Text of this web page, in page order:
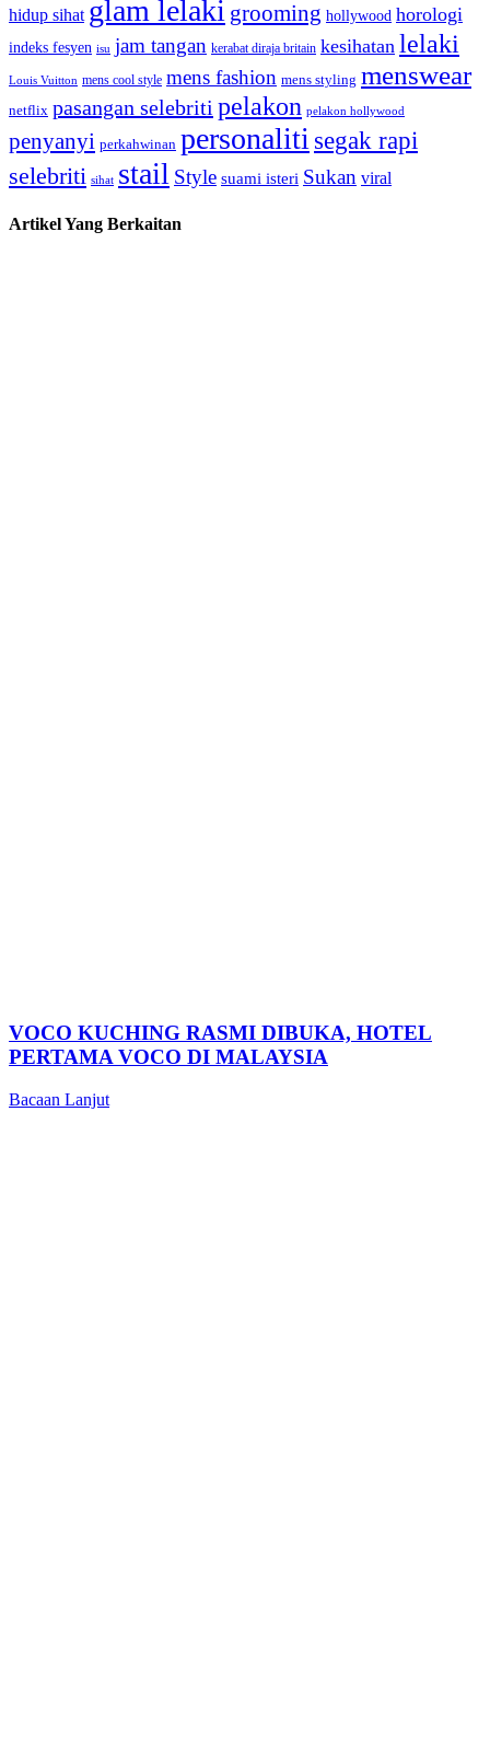
hidup sihat glam lelaki grooming hollywood horologi
indeks fesyen isu jam tangan kerabat diraja britain kesihatan lelaki
Louis Vuitton mens cool style mens fashion mens styling menswear
netflix pasangan selebriti pelakon pelakon hollywood
penyanyi perkahwinan personaliti segak rapi
selebriti sihat stail Style suami isteri Sukan viral
Artikel Yang Berkaitan
VOCO KUCHING RASMI DIBUKA, HOTEL
PERTAMA VOCO DI MALAYSIA
Bacaan Lanjut